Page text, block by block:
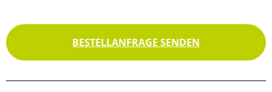
BESTELLANFRAGE SENDEN